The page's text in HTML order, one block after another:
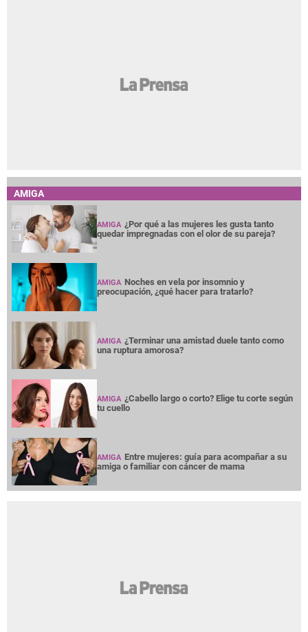
AMIGA
AMIGA ¿Por qué a las mujeres les gusta tanto
quedar impregnadas con el olor de su pareja?
AMIGA Noches en vela por insomnio y
preocupación, ¿qué hacer para tratarlo?
AMIGA ¿Terminar una amistad duele tanto como
una ruptura amorosa?
AMIGA ¿Cabello largo o corto? Elige tu corte según
tu cuello
AMIGA Entre mujeres: guía para acompañar a su
amiga o familiar con cáncer de mama